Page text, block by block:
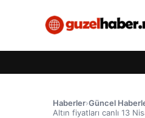
Haberler›Güncel
Altın fiyatları canlı 13